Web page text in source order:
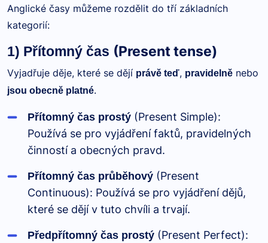
Anglické časy můžeme rozdělit do tří základních
kategorií:
1) Přítomný čas (Present tense)
Vyjadřuje děje, které se dějí právě teď, pravidelně nebo
jsou obecně platné.
Přítomný čas prostý (Present Simple):
Používá se pro vyjádření faktů, pravidelných
činností a obecných pravd.
Přítomný čas průběhový (Present
Continuous): Používá se pro vyjádření dějů,
které se dějí v tuto chvíli a trvají.
Předpřítomný čas prostý (Present Perfect):